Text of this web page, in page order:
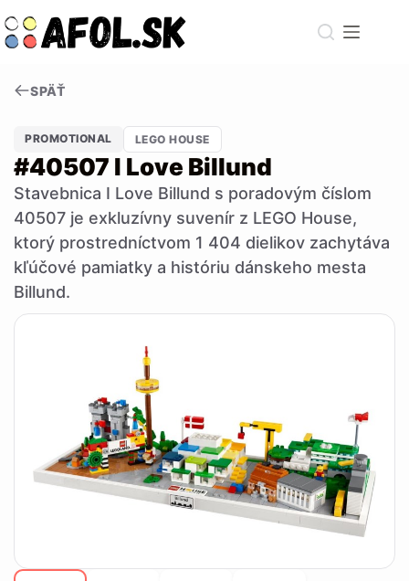
to
content
SPÄŤ
PROMOTIONAL LEGO HOUSE
#40507 I Love Billund
Stavebnica I Love Billund s poradovým číslom
40507 je exkluzívny suvenír z LEGO House,
ktorý prostredníctvom 1 404 dielikov zachytáva
kľúčové pamiatky a históriu dánskeho mesta
Billund.